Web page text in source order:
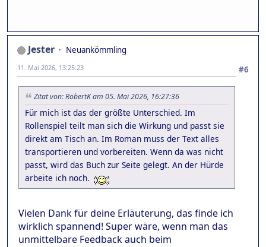
Jester
Neuankömmling
#6
11. Mai 2026, 13:25:23
Zitat von: RobertK am 05. Mai 2026, 16:27:36
Für mich ist das der größte Unterschied. Im
Rollenspiel teilt man sich die Wirkung und passt sie
direkt am Tisch an. Im Roman muss der Text alles
transportieren und vorbereiten. Wenn da was nicht
passt, wird das Buch zur Seite gelegt. An der Hürde
arbeite ich noch.
Vielen Dank für deine Erläuterung, das finde ich
wirklich spannend! Super wäre, wenn man das
unmittelbare Feedback auch beim